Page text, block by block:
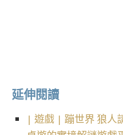
延伸閱讀
| 遊戲 | 蹦世界 狼人